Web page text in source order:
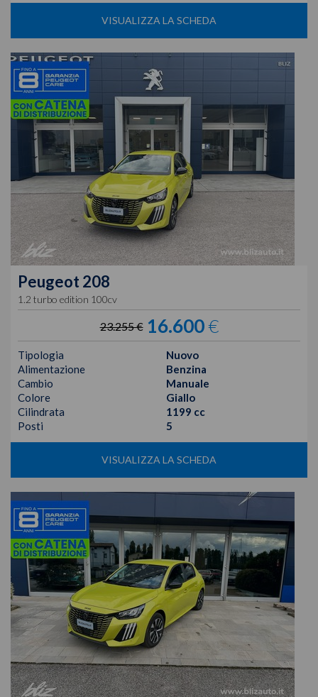
VISUALIZZA LA SCHEDA
Peugeot 208
1.2 turbo edition 100cv
23.255 € 16.600€
Tipologia
Nuovo
Alimentazione
Benzina
Cambio
Manuale
Colore
Giallo
Cilindrata
1199 cc
Posti
5
VISUALIZZA LA SCHEDA